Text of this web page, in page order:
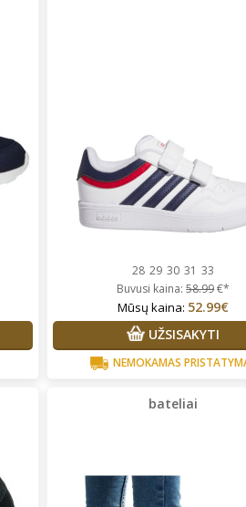
28 29 30 31 33
Buvusi kaina:58.99€*
Mūsų kaina: 52.99€
UŽSISAKYTI
NEMOKAMAS
bateliai